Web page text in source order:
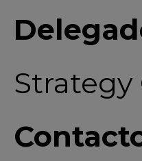
Strategy